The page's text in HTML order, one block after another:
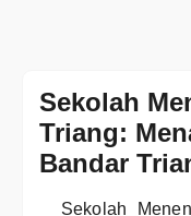
Sekolah
Triang:
Bandar
Sekolah